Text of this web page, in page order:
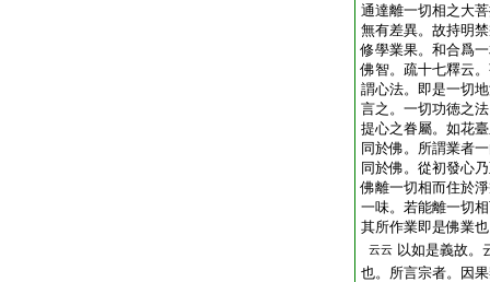
通達離一切相之大
無有差異。故持明
修學業果。和合爲
佛智。疏十七釋云
謂心法。即是一切
言之。一切功徳之
提心之眷屬。如花
同於佛。所謂業者
同於佛。從初發心
佛離一切相而住於
一味。若能離一切
其所作業即是佛業
云云 以如是義故。
也。所言宗者。因